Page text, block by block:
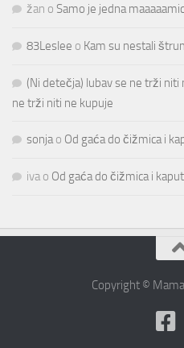
žan o Samo je jedna
83Leslee o Kam su nestali
(Ni detečja) lubav se ne trži niti
ne trži niti ne kupuje
sonjao Od gaća do čižmica i
iva o Od gaća do čižmica i
Copyright ©